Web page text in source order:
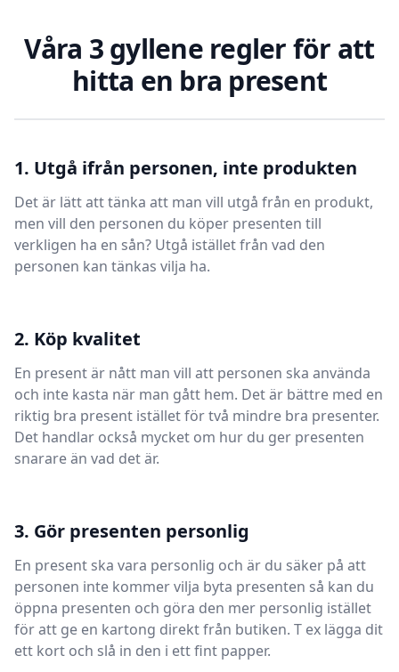
Våra 3 gyllene regler för att
hitta en bra present
1. Utgå ifrån personen, inte produkten
Det är lätt att tänka att man vill utgå från en produkt,
men vill den personen du köper presenten till
verkligen ha en sån? Utgå istället från vad den
personen kan tänkas vilja ha.
2. Köp kvalitet
En present är nått man vill att personen ska använda
och inte kasta när man gått hem. Det är bättre med en
riktig bra present istället för två mindre bra presenter.
Det handlar också mycket om hur du ger presenten
snarare än vad det är.
3. Gör presenten personlig
En present ska vara personlig och är du säker på att
personen inte kommer vilja byta presenten så kan du
öppna presenten och göra den mer personlig istället
för att ge en kartong direkt från butiken. T ex lägga dit
ett kort och slå in den i ett fint papper.